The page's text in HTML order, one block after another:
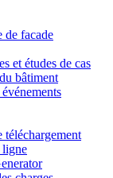
de facade
et études de cas
bâtiment
téléchargement
ligne